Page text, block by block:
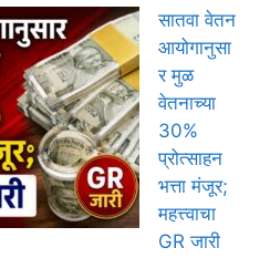
सातवा वेतन
आयोगानुसा
र मुळ
वेतनाच्या
30%
प्रोत्साहन
भत्ता मंजूर;
महत्त्वाचा
GR जारी